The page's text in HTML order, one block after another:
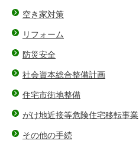
空き家対策
リフォーム
防災安全
社会資本総合整備計画
住宅市街地整備
がけ地近接等危険住宅移転事業
その他の手続